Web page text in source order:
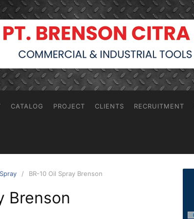
CATALOG PROJECT CLIENTS RECRUITMENT
BR-10 Oil Spray Brenson
Brenson